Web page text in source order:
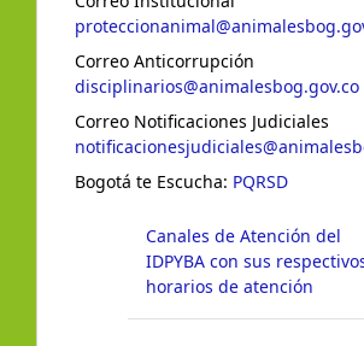
Correo Anticorrupción
disciplinarios@animalesbog.gov.co
Correo Notificaciones Judiciales
Bogotá te Escucha: PQRSD
Canales de Atención del
IDPYBA con sus
horarios de atención